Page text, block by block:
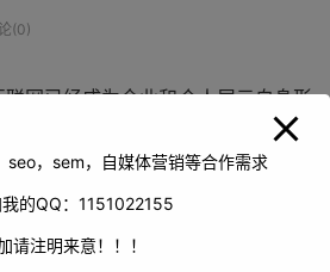
(0)
网已经成为企业和个人展示自身形
台。对于孝感市的各类企业和机构而
获得更好的排名，吸引更多的潜在客
问题。而百度作为国内最大的搜索引
作显得尤为重要。
seo，sem，自媒体营销等合作需求
的QQ：1151022155
请注明来意！！！